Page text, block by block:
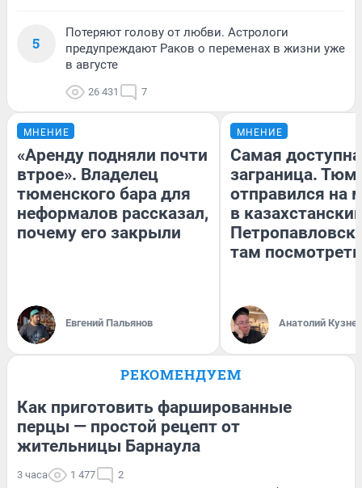
5
Потеряют голову от любви. Астрологи
предупреждают Раков о переменах в жизни уже
в августе
26 431 7
МНЕНИЕ
«Аренду подняли почти
втрое». Владелец
тюменского бара для
неформалов рассказал,
почему его закрыли
Евгений Пальянов
МНЕНИЕ
Самая
заграница.
отправился на
в
там посмотреть
Анатолий
РЕКОМЕНДУЕМ
Как приготовить фаршированные
перцы — простой рецепт от
жительницы Барнаула
3 часа 1 477 2